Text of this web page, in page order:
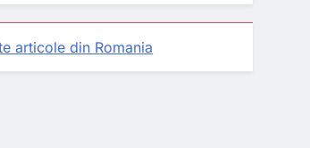
articole din Romania